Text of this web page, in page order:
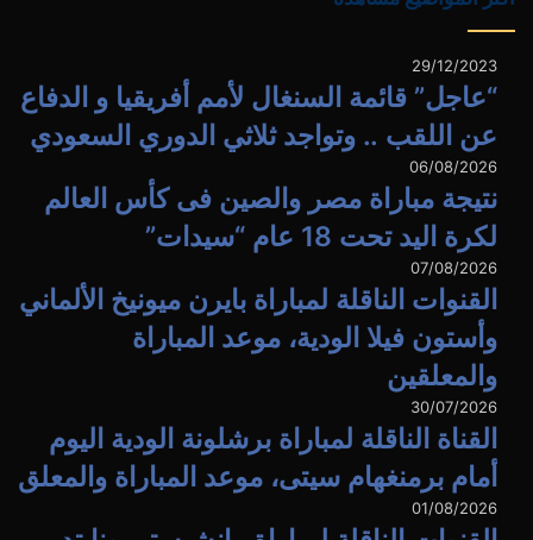
29/12/2023
“عاجل” قائمة السنغال لأمم أفريقيا و الدفاع
عن اللقب .. وتواجد ثلاثي الدوري السعودي
06/08/2026
نتيجة مباراة مصر والصين فى كأس العالم
لكرة اليد تحت 18 عام “سيدات”
07/08/2026
القنوات الناقلة لمباراة بايرن ميونيخ الألماني
وأستون فيلا الودية، موعد المباراة
والمعلقين
30/07/2026
القناة الناقلة لمباراة برشلونة الودية اليوم
أمام برمنغهام سيتى، موعد المباراة والمعلق
01/08/2026